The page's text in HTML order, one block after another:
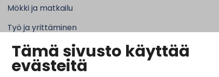
Tämä sivusto käyttää
evästeitä
Mökki ja matkailu
Työ ja yrittäminen
Kunta ja hallinto